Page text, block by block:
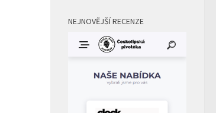
NEJNOVĚJŠÍ RECENZE